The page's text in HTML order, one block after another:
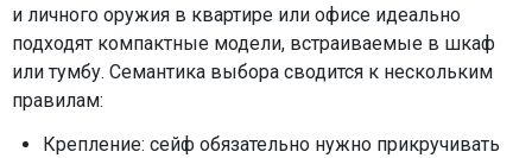
и личного оружия в квартире или офисе идеально
подходят компактные модели, встраиваемые в шкаф
или тумбу. Семантика выбора сводится к нескольким
правилам:
Крепление: сейф обязательно нужно прикручивать